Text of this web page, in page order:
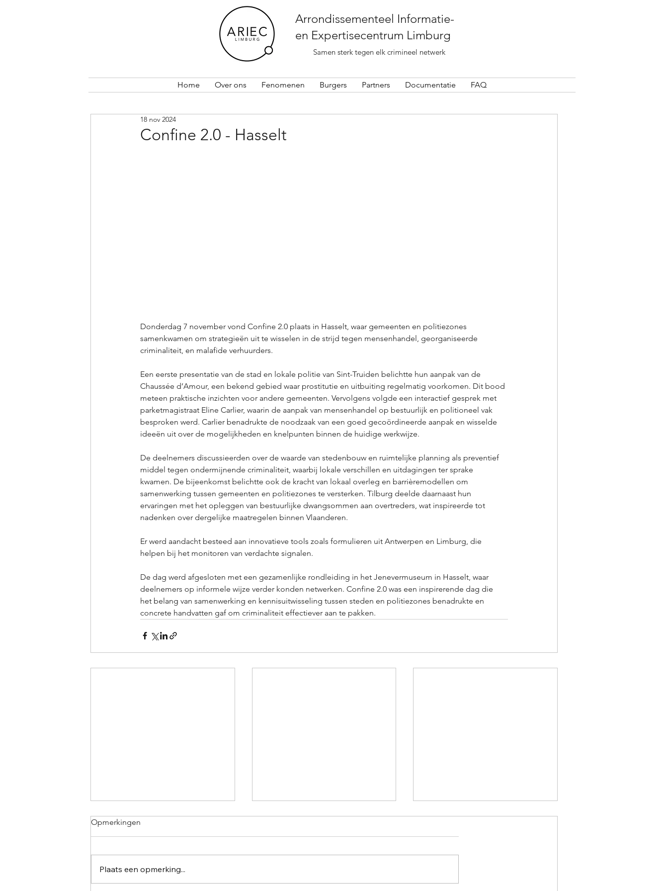
Arrondissementeel Informatie-
en Expertisecentrum Limburg
Samen sterk tegen elk crimineel netwerk
Home Over ons Fenomenen Burgers Partners Documentatie FAQ
Confine 2.0 - Hasselt
18 nov 2024
Donderdag 7 november vond Confine 2.0 plaats in Hasselt, waar gemeenten en politiezones
samenkwamen om strategieën uit te wisselen in de strijd tegen mensenhandel, georganiseerde
criminaliteit, en malafide verhuurders.
Een eerste presentatie van de stad en lokale politie van Sint-Truiden belichtte hun aanpak van de
Chaussée d’Amour, een bekend gebied waar prostitutie en uitbuiting regelmatig voorkomen. Dit bood
meteen praktische inzichten voor andere gemeenten. Vervolgens volgde een interactief gesprek met
parketmagistraat Eline Carlier, waarin de aanpak van mensenhandel op bestuurlijk en politioneel vak
besproken werd. Carlier benadrukte de noodzaak van een goed gecoördineerde aanpak en wisselde
ideeën uit over de mogelijkheden en knelpunten binnen de huidige werkwijze.
De deelnemers discussieerden over de waarde van stedenbouw en ruimtelijke planning als preventief
middel tegen ondermijnende criminaliteit, waarbij lokale verschillen en uitdagingen ter sprake
kwamen. De bijeenkomst belichtte ook de kracht van lokaal overleg en barrièremodellen om
samenwerking tussen gemeenten en politiezones te versterken. Tilburg deelde daarnaast hun
ervaringen met het opleggen van bestuurlijke dwangsommen aan overtreders, wat inspireerde tot
nadenken over dergelijke maatregelen binnen Vlaanderen.
Er werd aandacht besteed aan innovatieve tools zoals formulieren uit Antwerpen en Limburg, die
helpen bij het monitoren van verdachte signalen.
De dag werd afgesloten met een gezamenlijke rondleiding in het Jenevermuseum in Hasselt, waar
deelnemers op informele wijze verder konden netwerken. Confine 2.0 was een inspirerende dag die
het belang van samenwerking en kennisuitwisseling tussen steden en politiezones benadrukte en
concrete handvatten gaf om criminaliteit effectiever aan te pakken.
Opmerkingen
Plaats een opmerking...